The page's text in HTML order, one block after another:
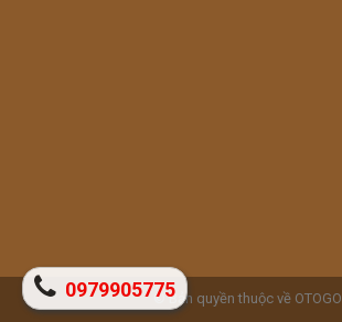
© Bản quyền thuộc về OTOGO
0979905775